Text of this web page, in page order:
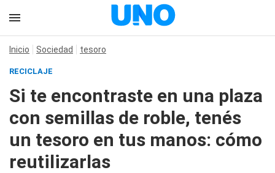
Inicio Sociedad tesoro
RECICLAJE
Si te encontraste en una plaza
con semillas de roble, tenés
un tesoro en tus manos: cómo
reutilizarlas